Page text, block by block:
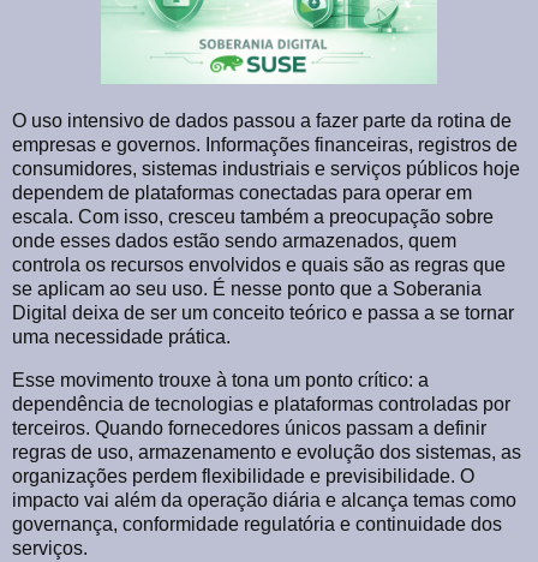
O uso intensivo de dados passou a fazer parte da rotina de
empresas e governos. Informações financeiras, registros de
consumidores, sistemas industriais e serviços públicos hoje
dependem de plataformas conectadas para operar em
escala. Com isso, cresceu também a preocupação sobre
onde esses dados estão sendo armazenados, quem
controla os recursos envolvidos e quais são as regras que
se aplicam ao seu uso. É nesse ponto que a Soberania
Digital deixa de ser um conceito teórico e passa a se tornar
uma necessidade prática.
Esse movimento trouxe à tona um ponto crítico: a
dependência de tecnologias e plataformas controladas por
terceiros. Quando fornecedores únicos passam a definir
regras de uso, armazenamento e evolução dos sistemas, as
organizações perdem flexibilidade e previsibilidade. O
impacto vai além da operação diária e alcança temas como
governança, conformidade regulatória e continuidade dos
serviços.